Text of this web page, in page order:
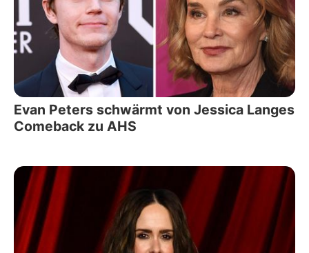
Evan Peters schwärmt von Jessica Langes
Comeback zu AHS